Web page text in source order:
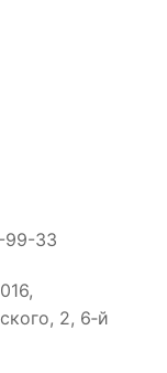
99-33
2, 6‑й